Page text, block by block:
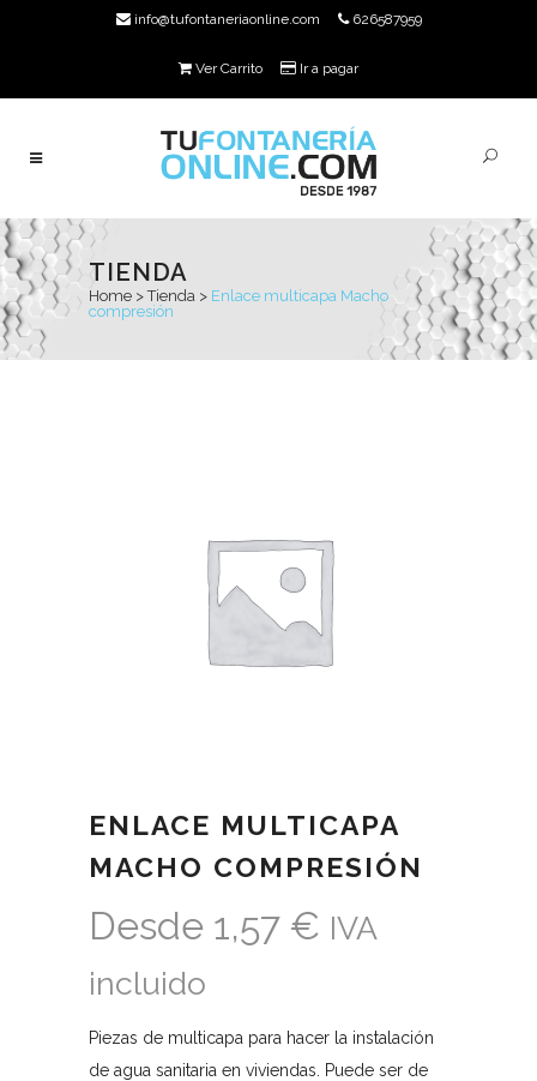
info@tufontaneriaonline.com 626587959
Ver Carrito Ir a pagar
TIENDA
Home >Tienda > Enlace multicapa Macho
compresión
ENLACE MULTICAPA
MACHO COMPRESIÓN
Desde 1,57 € IVA
incluido
Piezas de multicapa para hacer la instalación
de agua sanitaria en viviendas. Puede ser de